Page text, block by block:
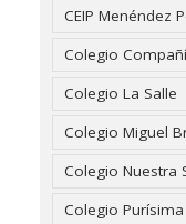
CEIP Menéndez
Colegio
Colegio La Salle
Colegio Miguel
Colegio Nuestra
Colegio